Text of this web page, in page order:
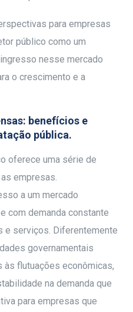
para empresas
público como um
nesse mercado
o crescimento e a
benefícios e
pública.
oferece uma série de
empresas.
a um mercado
com demanda constante
e serviços. Diferentemente
governamentais
flutuações econômicas,
na demanda que
para empresas que